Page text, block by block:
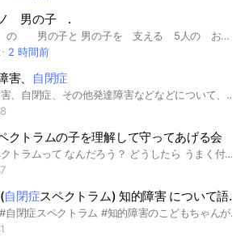
男の子 .
. 自閉症 の 男の子と 男の子を 支える 5人の お話 ＿ ─────── 長男 ↪ 畔 （ 自閉症 を 理解している ） 次男 ↪ 桃 （ ヾ ） 三男 ↪ 碧 （ ヾ ） 四男 ↪ 白 （ 自閉症 を 自分成りに 理解しようと している ） （ 瑞 と 双子 の 兄 ） 五男 ↪ 瑞 （ 自閉症 を 余り 理解できていない ） （ 白 と 双子 の 弟 ） 六男 ↪ 赫 （ 自閉症 を 患っている ） ─────── 埋 ↪ 赫 蒼 .
2 時間前
害、 自閉症
重度知的障害、自閉症、その他発達障害などなどについて、語りましょう！！ 障害の程度は問いませんが、重度の方への理解もある方が嬉しいです★ 本人さん、ご家族さん、支援者さんなど、大歓迎です！ 知的障害、自閉症 などを抱えているため、なかなか人とコミュニケーションできない…そんな方でも大丈夫！！そんな方のコミュニケーションの練習の場として使ってください😄 ひらがなのみなどの対応も可能 障害の有無に関わらず、一緒にお話しましょう！ #知的障害 #発達障害 #精神障害 #重度 #軽度 #中度 #コミュニケーション #練習 #当事者
クトラムの子を理解して守ってあげる会
自閉症スペクトラムって なんだろう？ どうしたら うまく付き合えるのかな？ 理解してあげて うまく付き合いましょう♪ 仲良くが一番💕 自分が自閉症スペクトラム です、という方の 入室もお待ちしています。 アドバイスいただけると とても助かります。
自閉症スペクトラム) 知的障害 について語る部屋
#発達障害 #自閉症スペクトラム #知的障害のこどもちゃんがいるママさん、情報交換しませんか？ または当事者の方もＯＫです😊 ただいま、女性のみ参加とさせていただいてます。戸籍上は男性で、性自認が女性の方はOKです。グレーで女性よりとかでもOKですが、主観でグレーになりすましの男性はお断りしています。よろしくお願いします(●︎´▽︎`●︎)